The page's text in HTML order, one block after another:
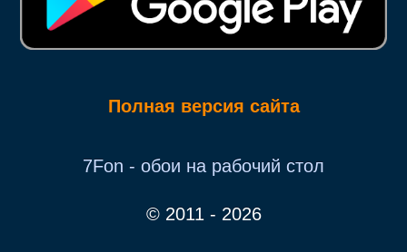
Полная версия сайта
7Fon - обои на рабочий стол
© 2011 - 2026